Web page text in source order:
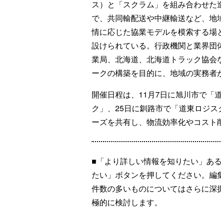
ス）と「スクラム」を組み合わせた
で、共同輸配送や中継輸送など、地
情に応じた協業モデルを模索する場
設けられている。行政機関と業界
業局、北海道、北海道トラック協
ークの構築を目的に、地域の実務者
開催日程は、11月7日に旭川市で「
ク」、25日に釧路市で「道東ロジ
ーズを共有し、物流効率化やコスト
■「より詳しい情報を知りたい」あ
たい」ボタンを押してください。編
件数の多いものについてはさらに
極的に検討します。